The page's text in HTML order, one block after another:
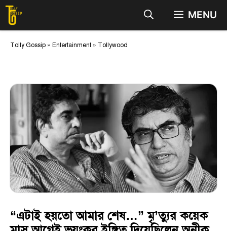
Skip
content
MENU
Tolly Gossip » Entertainment » Tollywood
“এটাই হয়তো আমার শেষ…” মৃ’ত্যুর কয়েক